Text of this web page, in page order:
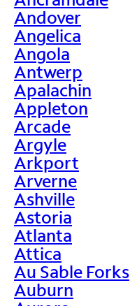
Andover
Angelica
Angola
Antwerp
Apalachin
Appleton
Arcade
Argyle
Arkport
Arverne
Ashville
Astoria
Atlanta
Attica
Au Sable Forks
Auburn